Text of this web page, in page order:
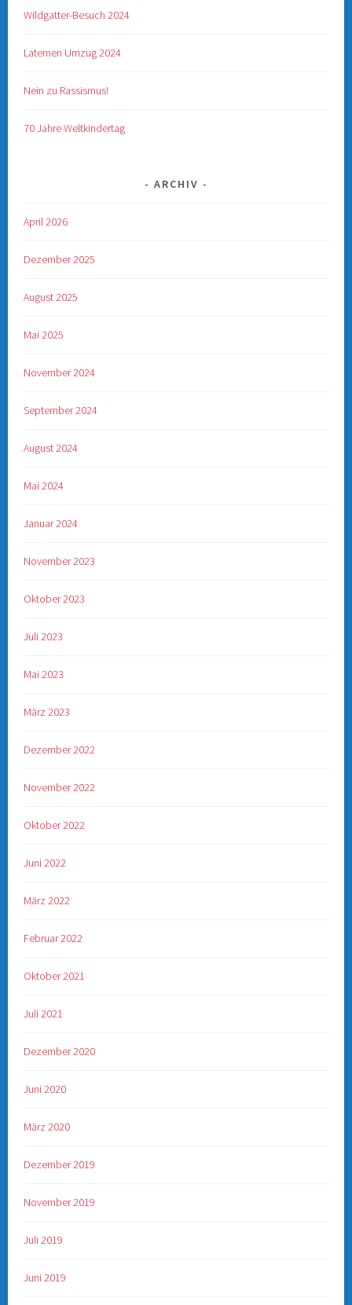
Wildgatter-Besuch 2024
Laternen Umzug 2024
Nein zu Rassismus!
70 Jahre Weltkindertag
ARCHIV
April 2026
Dezember 2025
August 2025
Mai 2025
November 2024
September 2024
August 2024
Mai 2024
Januar 2024
November 2023
Oktober 2023
Juli 2023
Mai 2023
März 2023
Dezember 2022
November 2022
Oktober 2022
Juni 2022
März 2022
Februar 2022
Oktober 2021
Juli 2021
Dezember 2020
Juni 2020
März 2020
Dezember 2019
November 2019
Juli 2019
Juni 2019